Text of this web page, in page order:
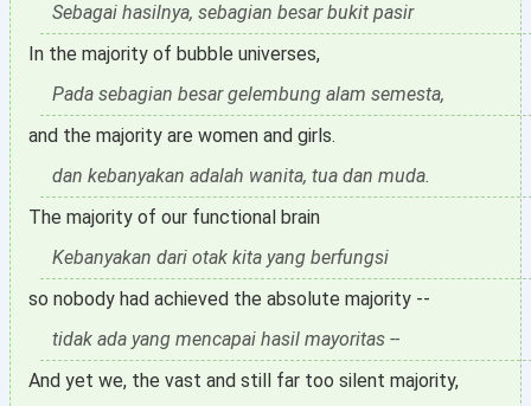
Sebagai hasilnya, sebagian besar bukit pasir
In the majority of bubble universes,
Pada sebagian besar gelembung alam semesta,
and the majority are women and girls.
dan kebanyakan adalah wanita, tua dan muda.
The majority of our functional brain
Kebanyakan dari otak kita yang berfungsi
so nobody had achieved the absolute majority --
tidak ada yang mencapai hasil mayoritas --
And yet we, the vast and still far too silent majority,